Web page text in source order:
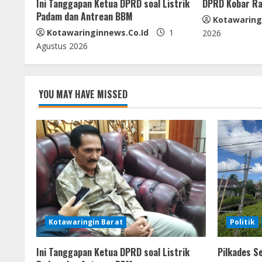
a
d
i
n
g
Ini Tanggapan Ketua DPRD soal Listrik
Padam dan Antrean BBM
Kotawaringinnews.co.id
1
Agustus 2026
DPRD Kobar
2026
YOU MAY HAVE MISSED
Kotawaringin Barat
Ini Tanggapan Ketua DPRD soal Listrik
Politik
Pilkades